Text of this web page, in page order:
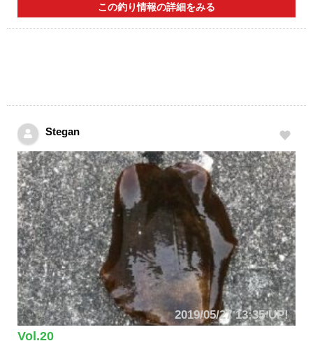
この釣り情報の詳細をみる
Stegan
2019/05/27 13:35 UP!
Vol.20